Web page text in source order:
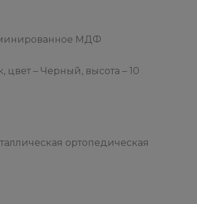
МДФ
цвет – Черный, высота – 10
ортопедическая